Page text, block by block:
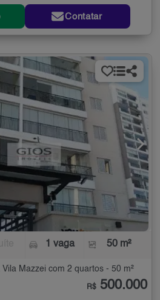
Contatar
1 vaga 50 m²
Mazzei com 2 quartos - 50 m²
R$ 500.000